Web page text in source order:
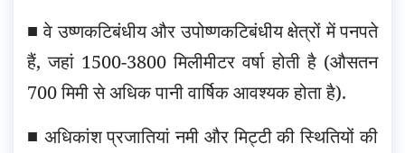
■ वे उष्णकटिबंधीय और उपोष्णकटिबंधीय क्षेत्रों में पनपते
हैं, जहां 1500-3800 मिलीमीटर वर्षा होती है (औसतन
700 मिमी से अधिक पानी वार्षिक आवश्यक होता है).
■ अधिकांश प्रजातियां नमी और मिट्टी की स्थितियों की